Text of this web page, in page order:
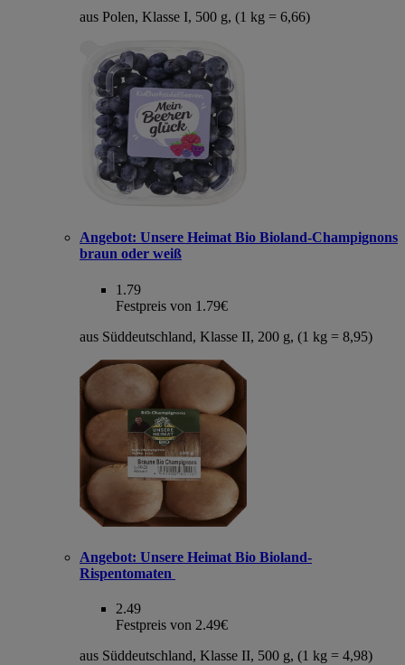
aus Polen, Klasse I, 500 g, (1 kg = 6,66)
Angebot: Unsere Heimat Bio Bioland-Champignons
braun oder weiß
1.79
Festpreis von 1.79€
aus Süddeutschland, Klasse II, 200 g, (1 kg = 8,95)
Angebot: Unsere Heimat Bio Bioland-
Rispentomaten
2.49
Festpreis von 2.49€
aus Süddeutschland, Klasse II, 500 g, (1 kg = 4,98)